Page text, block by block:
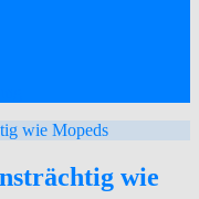
wie Mopeds
wie